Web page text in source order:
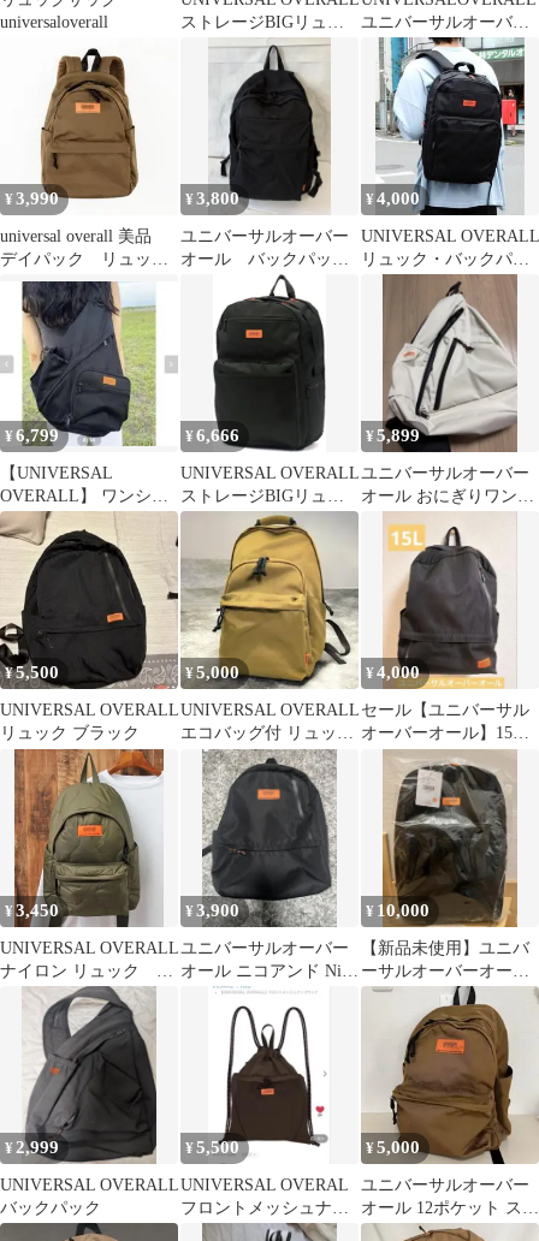
universaloverall
ストレージBIGリュッ
ク UVO-092B
ユニバーサルオーバー
オール リュック
¥3,990
universal overall 美品
デイパック リュッ
ク slant
¥3,800
ユニバーサルオーバー
オール バックパック
¥4,000
UNIVERSAL OVERALL
リュック・バックパッ
¥6,799
【UNIVERSAL
OVERALL】 ワンショ
ルダーボディワラバッ
グ ブラック
¥6,666
UNIVERSAL OVERALL
ストレージBIGリュッ
ク UVO-092B
¥5,899
ユニバーサルオーバー
オール おにぎりワンシ
ョルダーバッグ
¥5,500
UNIVERSAL OVERALL
リュック ブラック
¥5,000
UNIVERSAL OVERALL
エコバッグ付 リュック
ベージュ 美品
¥4,000
セール【ユニバーサル
オーバーオール】15L
バックパック｜通学
通勤 リュック
¥3,450
UNIVERSAL OVERALL
ナイロン リュック カ
ーキ
¥3,900
ユニバーサルオーバー
オール ニコアンド Niko
and…リュック黒
¥ 10,000
【新品未使用】ユニバ
ーサルオーバーオール
BIGリュック UVO-
¥ 2,999
UNIVERSAL OVERALL
バックパック
¥5,500
UNIVERSAL OVERAL
フロントメッシュナッ
プサック ブラウン
¥5,000
ユニバーサルオーバー
オール 12ポケット スラ
ントデイパック